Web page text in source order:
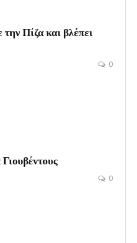
Πίζα και βλέπει
0
0